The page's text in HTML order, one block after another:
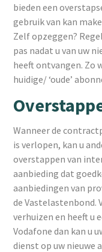
bieden een
gebruik van kan
Zelf opzeggen?
pas nadat u van uw
heeft ontvangen. Zo
huidige/ ‘oude’
Wanneer de
is verlopen, kan u
overstappen van
aanbieding dat
aanbiedingen van
de Vastelastenbond.
verhuizen en heeft u
Vodafone dan kan u
dienst op uw nieuwe